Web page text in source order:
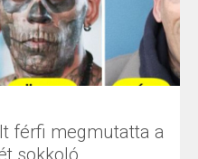
férfi megmutatta a
sokkoló